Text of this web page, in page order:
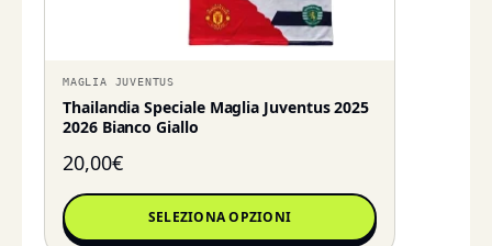
MAGLIA JUVENTUS
Thailandia Speciale Maglia Juventus 2025
2026 Bianco Giallo
20,00€
SELEZIONA OPZIONI